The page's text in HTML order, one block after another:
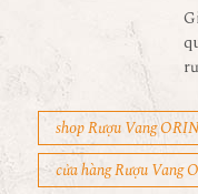
shop Rượu Vang
cửa hàng Rượu Vang